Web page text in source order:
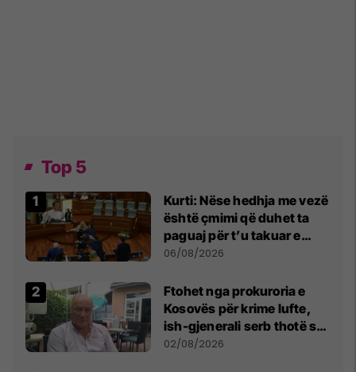
Top 5
Kurti: Nëse hedhja me vezë
është çmimi që duhet ta
paguaj për t’u takuar e
bashkëbiseduar jam i
06/08/2026
Ftohet nga prokuroria e
Kosovës për krime lufte,
ish-gjenerali serb thotë se
dikush e tradhtoi në
02/08/2026